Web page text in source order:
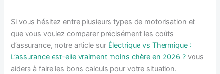
Si vous hésitez entre plusieurs types de motorisation et
que vous voulez comparer précisément les coûts
d’assurance, notre article sur Électrique vs Thermique :
L’assurance est-elle vraiment moins chère en 2026 ? vous
aidera à faire les bons calculs pour votre situation.